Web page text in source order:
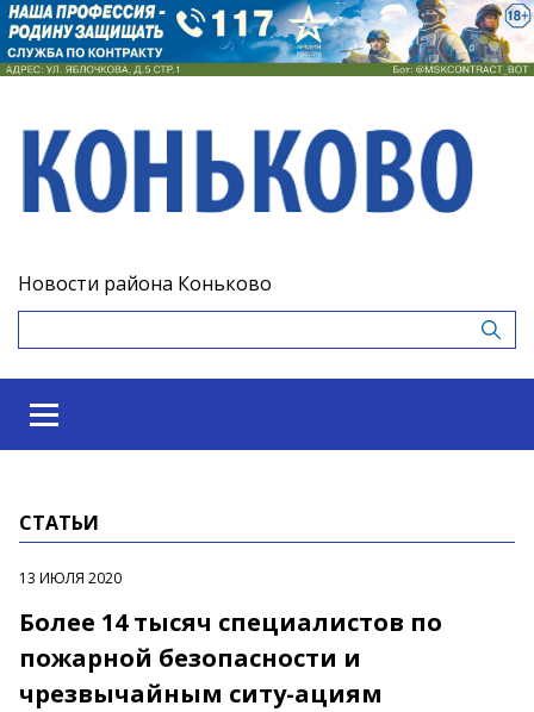
Новости района Коньково
СТАТЬИ
13 ИЮЛЯ 2020
Более 14 тысяч специалистов по
пожарной безопасности и
чрезвычайным ситу-ациям